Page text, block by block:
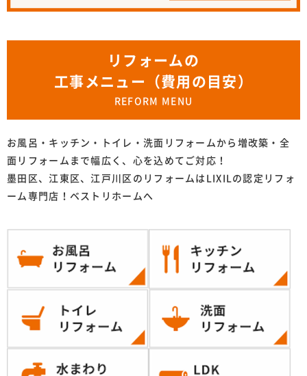
リフォームの
工事メニュー（費用の目安）
REFORM MENU
お風呂・キッチン・トイレ・洗面リフォームから増改築・全
面リフォームまで幅広く、心を込めてご対応！
墨田区、江東区、江戸川区のリフォームはLIXILの認定リフォ
ーム専門店！ベストリホームへ